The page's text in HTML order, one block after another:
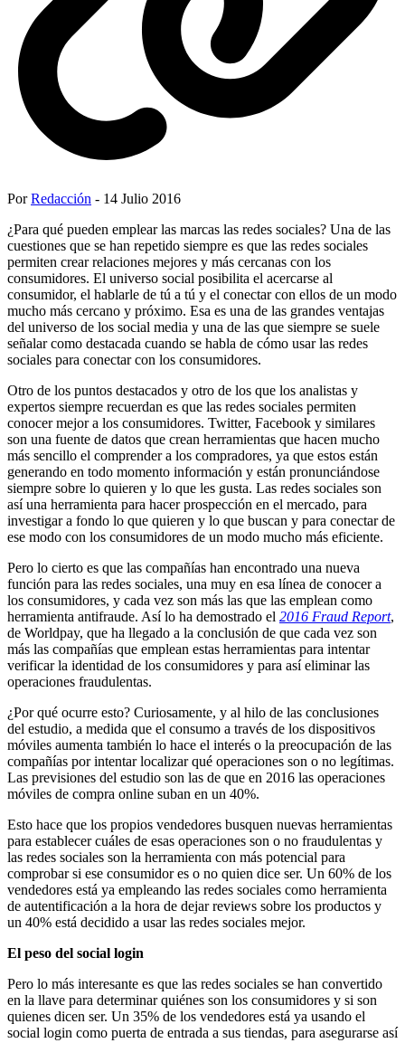
PorRedacción - 14 Julio 2016
¿Para qué pueden emplear las marcas las redes sociales? Una de las
cuestiones que se han repetido siempre es que las redes sociales
permiten crear relaciones mejores y más cercanas con los
consumidores. El universo social posibilita el acercarse al
consumidor, el hablarle de tú a tú y el conectar con ellos de un modo
mucho más cercano y próximo. Esa es una de las grandes ventajas
del universo de los social media y una de las que siempre se suele
señalar como destacada cuando se habla de cómo usar las redes
sociales para conectar con los consumidores.
Otro de los puntos destacados y otro de los que los analistas y
expertos siempre recuerdan es que las redes sociales permiten
conocer mejor a los consumidores. Twitter, Facebook y similares
son una fuente de datos que crean herramientas que hacen mucho
más sencillo el comprender a los compradores, ya que estos están
generando en todo momento información y están pronunciándose
siempre sobre lo quieren y lo que les gusta. Las redes sociales son
así una herramienta para hacer prospección en el mercado, para
investigar a fondo lo que quieren y lo que buscan y para conectar de
ese modo con los consumidores de un modo mucho más eficiente.
Pero lo cierto es que las compañías han encontrado una nueva
función para las redes sociales, una muy en esa línea de conocer a
los consumidores, y cada vez son más las que las emplean como
herramienta antifraude. Así lo ha demostrado el 2016 Fraud Report,
de Worldpay, que ha llegado a la conclusión de que cada vez son
más las compañías que emplean estas herramientas para intentar
verificar la identidad de los consumidores y para así eliminar las
operaciones fraudulentas.
¿Por qué ocurre esto? Curiosamente, y al hilo de las conclusiones
del estudio, a medida que el consumo a través de los dispositivos
móviles aumenta también lo hace el interés o la preocupación de las
compañías por intentar localizar qué operaciones son o no legítimas.
Las previsiones del estudio son las de que en 2016 las operaciones
móviles de compra online suban en un 40%.
Esto hace que los propios vendedores busquen nuevas herramientas
para establecer cuáles de esas operaciones son o no fraudulentas y
las redes sociales son la herramienta con más potencial para
comprobar si ese consumidor es o no quien dice ser. Un 60% de los
vendedores está ya empleando las redes sociales como herramienta
de autentificación a la hora de dejar reviews sobre los productos y
un 40% está decidido a usar las redes sociales mejor.
El peso del social login
Pero lo más interesante es que las redes sociales se han convertido
en la llave para determinar quiénes son los consumidores y si son
quienes dicen ser. Un 35% de los vendedores está ya usando el
social login como puerta de entrada a sus tiendas, para asegurarse así